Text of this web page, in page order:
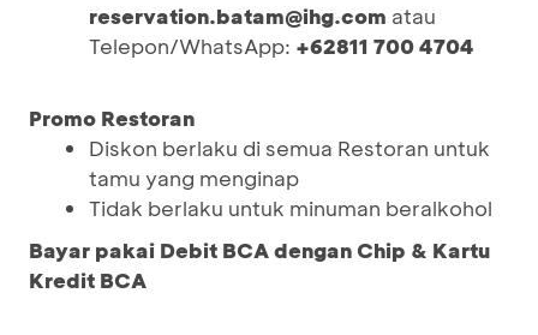
reservation.batam@ihg.com atau
Telepon/WhatsApp: +62811 700 4704
Promo Restoran
Diskon berlaku di semua Restoran untuk
tamu yang menginap
Tidak berlaku untuk minuman beralkohol
Bayar pakai Debit BCA dengan Chip & Kartu
Kredit BCA